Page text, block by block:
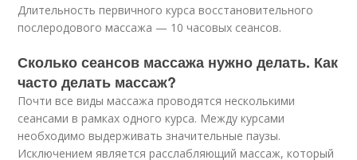
Длительность первичного курса восстановительного
послеродового массажа — 10 часовых сеансов.
Сколько сеансов массажа нужно делать. Как
часто делать массаж?
Почти все виды массажа проводятся несколькими
сеансами в рамках одного курса. Между курсами
необходимо выдерживать значительные паузы.
Исключением является расслабляющий массаж, который